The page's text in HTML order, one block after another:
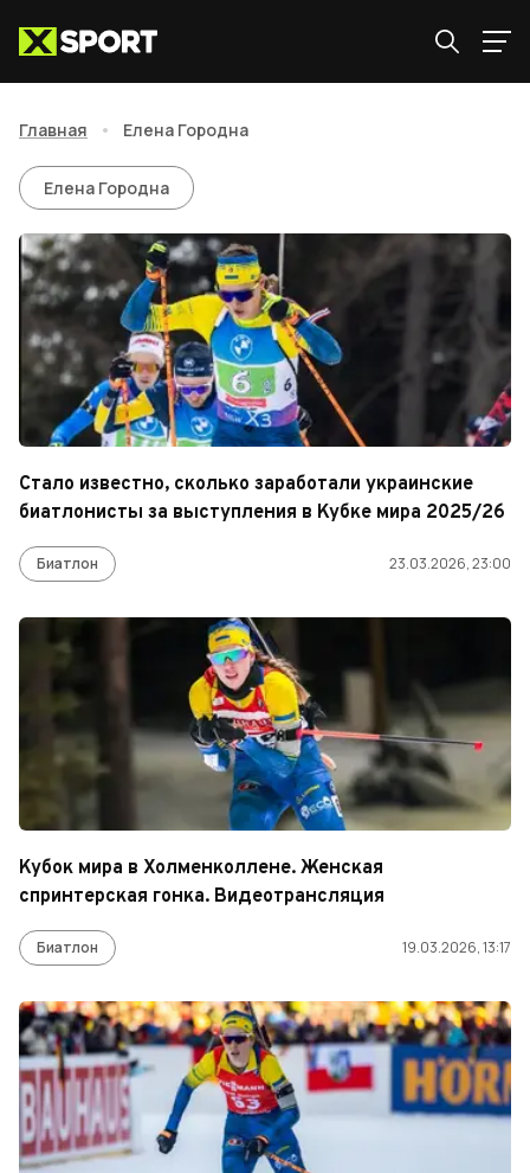
Главная • Елена Городна
Елена Городна
Елена Городна
Стало известно, сколько заработали украинские
биатлонисты за выступления в Кубке мира 2025/26
Биатлон 23.03.2026, 23:00
Кубок мира в Холменколлене. Женская
спринтерская гонка. Видеотрансляция
Биатлон 19.03.2026, 13:17